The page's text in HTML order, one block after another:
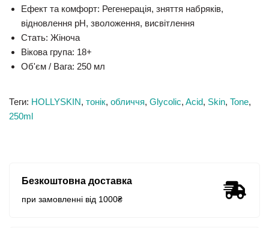
Ефект та комфорт: Регенерація, зняття набряків,
відновлення pH, зволоження, висвітлення
Стать: Жіноча
Вікова група: 18+
Об'єм / Вага: 250 мл
Теги: HOLLYSKIN, тонік, обличчя, Glycolic, Acid, Skin, Tone,
250ml
Безкоштовна доставка
при замовленні від 1000₴